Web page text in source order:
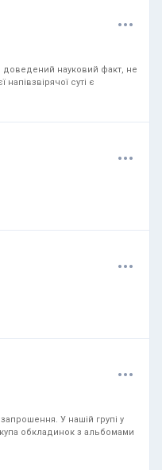
...
науковий факт, не
суті є
...
...
...
У нашій групі у
обкладинок з альбомами